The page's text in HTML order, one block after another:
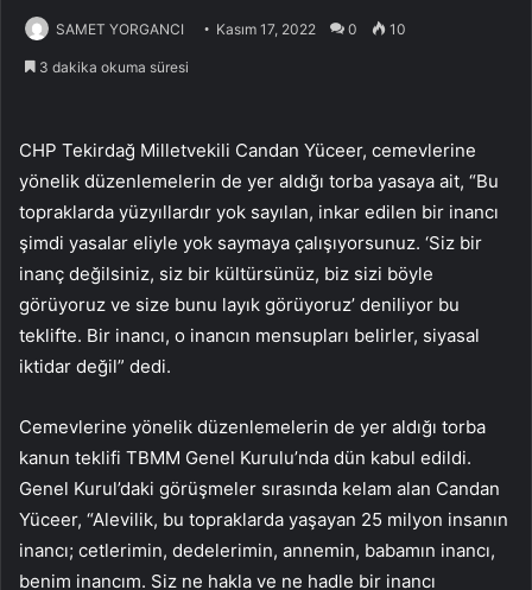
SAMET YORGANCI Kasım 17, 2022 0 10
3 dakika okuma süresi
CHP Tekirdağ Milletvekili Candan Yüceer, cemevlerine
yönelik düzenlemelerin de yer aldığı torba yasaya ait, “Bu
topraklarda yüzyıllardır yok sayılan, inkar edilen bir inancı
şimdi yasalar eliyle yok saymaya çalışıyorsunuz. ‘Siz bir
inanç değilsiniz, siz bir kültürsünüz, biz sizi böyle
görüyoruz ve size bunu layık görüyoruz’ deniliyor bu
teklifte. Bir inancı, o inancın mensupları belirler, siyasal
iktidar değil” dedi.
Cemevlerine yönelik düzenlemelerin de yer aldığı torba
kanun teklifi TBMM Genel Kurulu’nda dün kabul edildi.
Genel Kurul’daki görüşmeler sırasında kelam alan Candan
Yüceer, “Alevilik, bu topraklarda yaşayan 25 milyon insanın
inancı; cetlerimin, dedelerimin, annemin, babamın inancı,
benim inancım. Siz ne hakla ve ne hadle bir inancı